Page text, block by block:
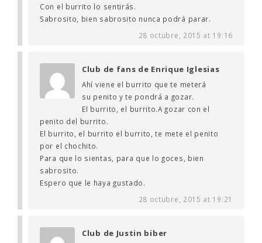
Con el burrito lo sentirás.
Sabrosito, bien sabrosito nunca podrá parar.
28 octubre, 2015 at 19:16
Club de fans de Enrique Iglesias
Ahí viene el burrito que te meterá
su penito y te pondrá a gozar.
El burrito, el burrito.A gozar con el
penito del burrito.
El burrito, el burrito el burrito, te mete el penito
por el chochito.
Para que lo sientas, para que lo goces, bien
sabrosito.
Espero que le haya gustado.
28 octubre, 2015 at 19:21
Club de Justin biber